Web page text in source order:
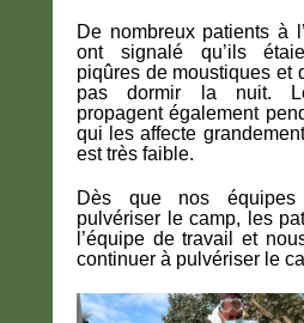
De nombreux patients à
ont signalé qu’ils
piqûres de moustiques et
pas dormir la nuit.
propagent également
qui les affecte
est très faible.
Dès que nos
pulvériser le camp, les
l’équipe de travail et
continuer à pulvériser le